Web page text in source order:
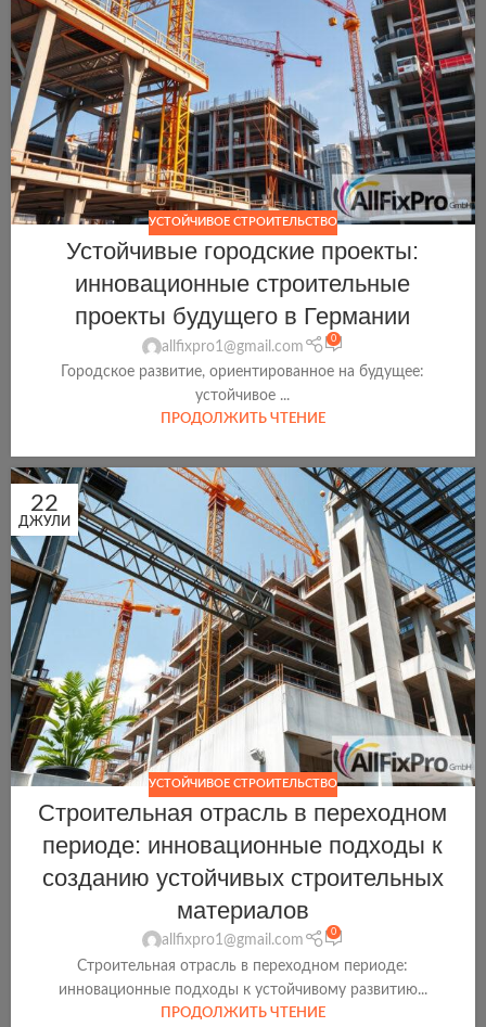
УСТОЙЧИВОЕ СТРОИТЕЛЬСТВО
Устойчивые городские проекты:
инновационные строительные
проекты будущего в Германии
allfixpro1@gmail.com
0
Городское развитие, ориентированное на будущее:
устойчивое ...
ПРОДОЛЖИТЬ ЧТЕНИЕ
22
ДЖУЛИ
УСТОЙЧИВОЕ СТРОИТЕЛЬСТВО
Строительная отрасль в переходном
периоде: инновационные подходы к
созданию устойчивых строительных
материалов
allfixpro1@gmail.com
0
Строительная отрасль в переходном периоде:
инновационные подходы к устойчивому развитию...
ПРОДОЛЖИТЬ ЧТЕНИЕ